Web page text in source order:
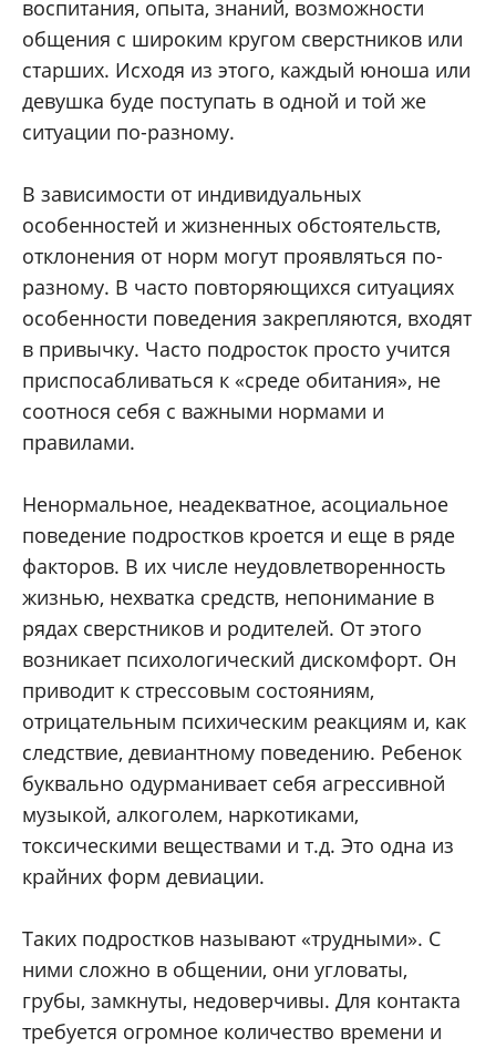
воспитания, опыта, знаний, возможности
общения с широким кругом сверстников или
старших. Исходя из этого, каждый юноша или
девушка буде поступать в одной и той же
ситуации по-разному.
В зависимости от индивидуальных
особенностей и жизненных обстоятельств,
отклонения от норм могут проявляться по-
разному. В часто повторяющихся ситуациях
особенности поведения закрепляются, входят
в привычку. Часто подросток просто учится
приспосабливаться к «среде обитания», не
соотнося себя с важными нормами и
правилами.
Ненормальное, неадекватное, асоциальное
поведение подростков кроется и еще в ряде
факторов. В их числе неудовлетворенность
жизнью, нехватка средств, непонимание в
рядах сверстников и родителей. От этого
возникает психологический дискомфорт. Он
приводит к стрессовым состояниям,
отрицательным психическим реакциям и, как
следствие, девиантному поведению. Ребенок
буквально одурманивает себя агрессивной
музыкой, алкоголем, наркотиками,
токсическими веществами и т.д. Это одна из
крайних форм девиации.
Таких подростков называют «трудными». С
ними сложно в общении, они угловаты,
грубы, замкнуты, недоверчивы. Для контакта
требуется огромное количество времени и